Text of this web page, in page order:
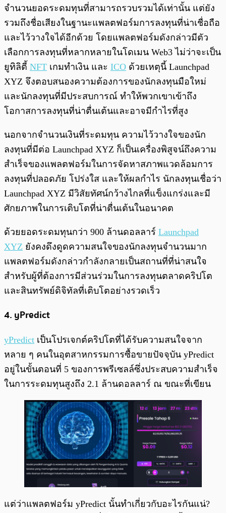
จำนวนยอดระดมทุนที่สามารถรวบรวมได้เท่านั้น แต่ยัง
รวมถึงชื่อเสียงในฐานะแพลตฟอร์มการลงทุนที่น่าเชื่อถือ
และไว้วางใจได้อีกด้วย โดยแพลตฟอร์มดังกล่าวมีตัว
เลือกการลงทุนที่หลากหลายในโดเมน Web3 ไม่ว่าจะเป็น
ยูทิลิตี้ NFT เกมทำเงิน และ ICO ด้วยเหตุนี้ Launchpad
XYZ จึงตอบสนองความต้องการของนักลงทุนมือใหม่
และนักลงทุนที่มีประสบการณ์ ทำให้พวกเขาเข้าถึง
โอกาสการลงทุนที่น่าตื่นเต้นและอาจมีกำไรที่สูง
นอกจากจำนวนเงินที่ระดมทุน ความไว้วางใจของนัก
ลงทุนที่มีต่อ Launchpad XYZ ก็เป็นเครื่องพิสูจน์ถึงความ
สำเร็จของแพลตฟอร์มในการจัดหาสภาพแวดล้อมการ
ลงทุนที่ปลอดภัย โปร่งใส และให้ผลกำไร นักลงทุนเชื่อว่า
Launchpad XYZ มีวิสัยทัศน์กว้างไกลที่แข็งแกร่งและมี
ศักยภาพในการเติบโตที่น่าตื่นเต้นในอนาคต
ด้วยยอดระดมทุนกว่า 900 ล้านดอลลาร์ Launchpad
XYZ ยังคงดึงดูดความสนใจของนักลงทุนจำนวนมาก
แพลตฟอร์มดังกล่าวกำลังกลายเป็นสถานที่ที่น่าสนใจ
สำหรับผู้ที่ต้องการมีส่วนร่วมในการลงทุนตลาดคริปโต
และสินทรัพย์ดิจิทัลที่เติบโตอย่างรวดเร็ว
4. yPredict
yPredict เป็นโปรเจกต์คริปโตที่ได้รับความสนใจจาก
หลาย ๆ คนในอุตสาหกรรมการซื้อขายปัจจุบัน yPredict
อยู่ในขั้นตอนที่ 5 ของการพรีเซลล์ซึ่งประสบความสำเร็จ
ในการระดมทุนสูงถึง 2.1 ล้านดอลลาร์ ณ ขณะที่เขียน
แต่ว่าแพลตฟอร์ม yPredict นั้นทำเกี่ยวกับอะไรกันแน่?